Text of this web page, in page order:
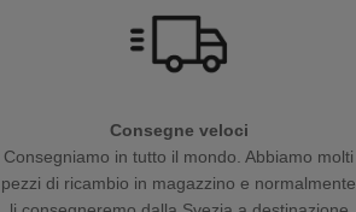
Consegne veloci
Consegniamo in tutto il mondo. Abbiamo molti
pezzi di ricambio in magazzino e normalmente